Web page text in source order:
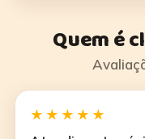
Quem é
★★★★★